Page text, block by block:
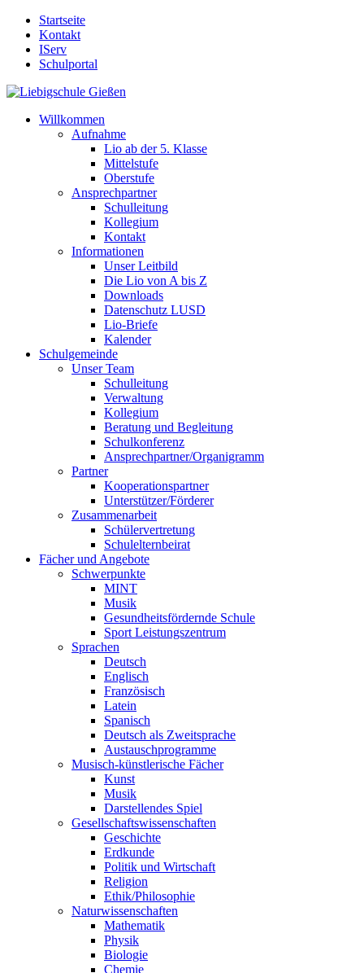
Startseite
Kontakt
IServ
Schulportal
Willkommen
Aufnahme
Lio ab der 5. Klasse
Mittelstufe
Oberstufe
Ansprechpartner
Schulleitung
Kollegium
Kontakt
Informationen
Unser Leitbild
Die Lio von A bis Z
Downloads
Datenschutz LUSD
Lio-Briefe
Kalender
Schulgemeinde
Unser Team
Schulleitung
Verwaltung
Kollegium
Beratung und Begleitung
Schulkonferenz
Ansprechpartner/Organigramm
Partner
Kooperationspartner
Unterstützer/Förderer
Zusammenarbeit
Schülervertretung
Schulelternbeirat
Fächer und Angebote
Schwerpunkte
MINT
Musik
Gesundheitsfördernde Schule
Sport Leistungszentrum
Sprachen
Deutsch
Englisch
Französisch
Latein
Spanisch
Deutsch als Zweitsprache
Austauschprogramme
Musisch-künstlerische Fächer
Kunst
Musik
Darstellendes Spiel
Gesellschafts­wissenschaften
Geschichte
Erdkunde
Politik und Wirtschaft
Religion
Ethik/Philosophie
Naturwissen­schaften
Mathematik
Physik
Biologie
Chemie